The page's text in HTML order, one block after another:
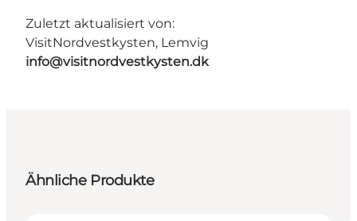
Zuletzt aktualisiert von:
VisitNordvestkysten, Lemvig
info@visitnordvestkysten.dk
Ähnliche Produkte